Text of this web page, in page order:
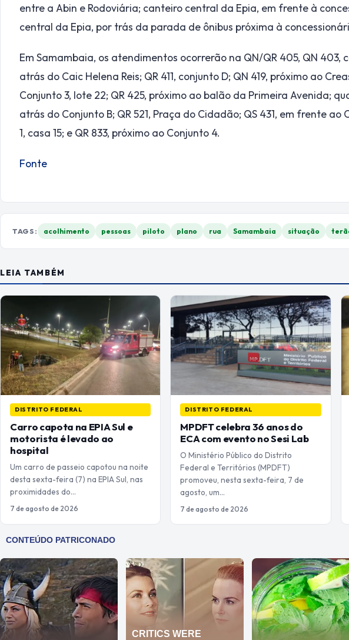
entre a Abin e Rodoviária; canteiro central da Epia, em frente à
central da Epia, por trás da parada de ônibus próxima à
Em Samambaia, os atendimentos ocorrerão na QN/QR 405, QN 403,
atrás do Caic Helena Reis; QR 411, conjunto D; QN 419, próximo ao
Conjunto 3, lote 22; QR 425, próximo ao balão da Primeira Avenida;
atrás do Conjunto B; QR 521, Praça do Cidadão; QS 431, em frente ao
1, casa 15; e QR 833, próximo ao Conjunto 4.
Fonte
TAGS: acolhimento pessoas piloto plano rua Samambaia situação
LEIA TAMBÉM
DISTRITO FEDERAL
Carro capota na EPIA Sul e
motorista é levado ao
hospital
Um carro de passeio capotou na noite
desta sexta-feira (7) na EPIA Sul, nas
proximidades do…
7 de agosto de 2026
DISTRITO FEDERAL
MPDFT celebra 36 anos do
ECA com evento no Sesi Lab
O Ministério Público do Distrito
Federal e Territórios (MPDFT)
promoveu, nesta sexta-feira, 7 de
agosto, um…
7 de agosto de 2026